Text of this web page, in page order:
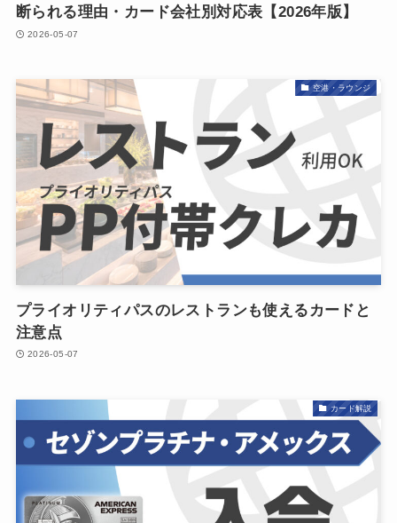
断られる理由・カード会社別対応表【2026年版】
2026-05-07
空港・ラウンジ
プライオリティパスのレストランも使えるカードと
注意点
2026-05-07
カード解説